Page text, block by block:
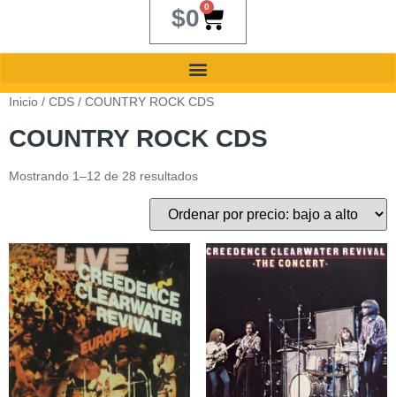
$0 0
Inicio / CDS / COUNTRY ROCK CDS
COUNTRY ROCK CDS
Mostrando 1–12 de 28 resultados